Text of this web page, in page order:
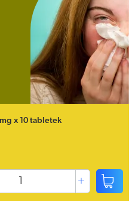
x 10 tabletek